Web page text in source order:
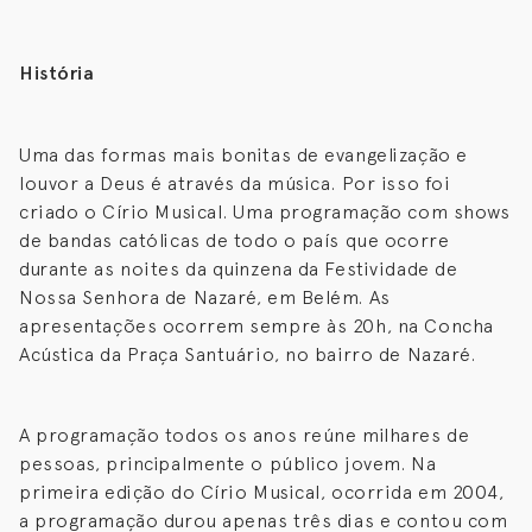
História
Uma das formas mais bonitas de evangelização e
louvor a Deus é através da música. Por isso foi
criado o Círio Musical. Uma programação com shows
de bandas católicas de todo o país que ocorre
durante as noites da quinzena da Festividade de
Nossa Senhora de Nazaré, em Belém. As
apresentações ocorrem sempre às 20h, na Concha
Acústica da Praça Santuário, no bairro de Nazaré.
A programação todos os anos reúne milhares de
pessoas, principalmente o público jovem. Na
primeira edição do Círio Musical, ocorrida em 2004,
a programação durou apenas três dias e contou com